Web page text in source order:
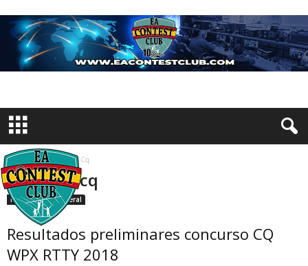
Inicio Etiquetas Cq
Etiqueta: cq
Información General
Resultados preliminares concurso CQ
WPX RTTY 2018